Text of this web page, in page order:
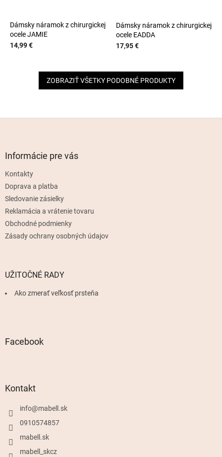
Dámsky náramok z chirurgickej
ocele JAMIE
14,99 €
Dámsky náramok z chirurgickej
ocele EADDA
17,95 €
ZOBRAZIŤ VŠETKY PODOBNÉ PRODUKTY
Informácie pre vás
Kontakty
Doprava a platba
Sledovanie zásielky
Reklamácia a vrátenie tovaru
Obchodné podmienky
Zásady ochrany osobných údajov
UŽITOČNÉ RADY
Ako zmerať veľkosť prsteňa
Facebook
Kontakt
info@mabell.sk
0910574857
mabell.sk
mabell_skcz